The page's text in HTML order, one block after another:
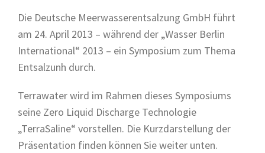
Die Deutsche Meerwasserentsalzung GmbH führt
am 24. April 2013 – während der „Wasser Berlin
International“ 2013 – ein Symposium zum Thema
Entsalzunh durch.
Terrawater wird im Rahmen dieses Symposiums
seine Zero Liquid Discharge Technologie
„TerraSaline“ vorstellen. Die Kurzdarstellung der
Präsentation finden können Sie weiter unten.